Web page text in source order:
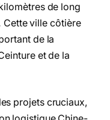
de long
Cette ville côtière
de la
et de la
projets cruciaux,